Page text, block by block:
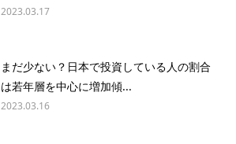
2023.03.17
まだ少ない？日本で投資している人の割合
は若年層を中心に増加傾...
2023.03.16